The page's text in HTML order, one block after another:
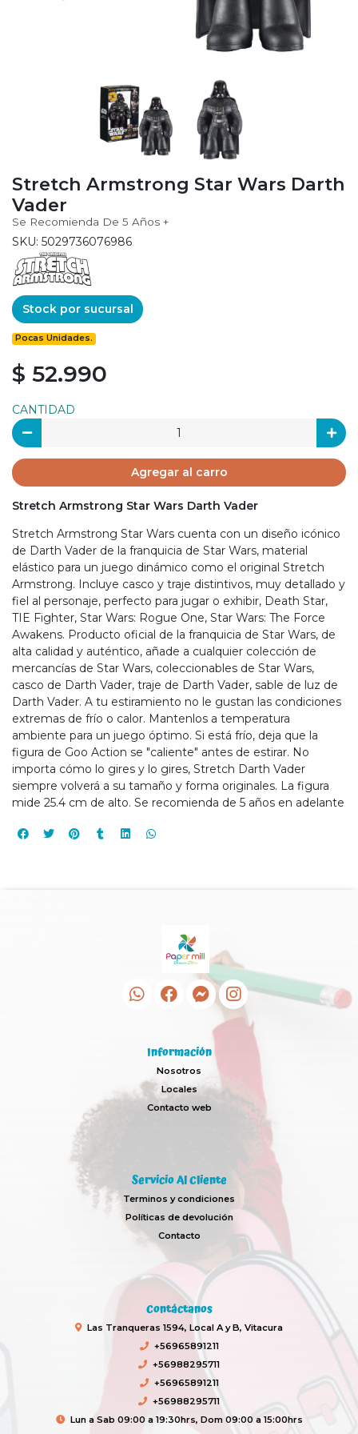
Stretch Armstrong Star Wars Darth
Vader
Se Recomienda De 5 Años +
SKU: 5029736076986
Stock por sucursal
Pocas Unidades.
$ 52.990
CANTIDAD
Agregar al carro
Stretch Armstrong Star Wars Darth Vader
Stretch Armstrong Star Wars cuenta con un diseño icónico
de Darth Vader de la franquicia de Star Wars, material
elástico para un juego dinámico como el original Stretch
Armstrong. Incluye casco y traje distintivos, muy detallado y
fiel al personaje, perfecto para jugar o exhibir, Death Star,
TIE Fighter, Star Wars: Rogue One, Star Wars: The Force
Awakens. Producto oficial de la franquicia de Star Wars, de
alta calidad y auténtico, añade a cualquier colección de
mercancías de Star Wars, coleccionables de Star Wars,
casco de Darth Vader, traje de Darth Vader, sable de luz de
Darth Vader. A tu estiramiento no le gustan las condiciones
extremas de frío o calor. Mantenlos a temperatura
ambiente para un juego óptimo. Si está frío, deja que la
figura de Goo Action se "caliente" antes de estirar. No
importa cómo lo gires y lo gires, Stretch Darth Vader
siempre volverá a su tamaño y forma originales. La figura
mide 25.4 cm de alto. Se recomienda de 5 años en adelante
Información
Nosotros
Locales
Contacto web
Servicio Al Cliente
Terminos y condiciones
Políticas de devolución
Contacto
Contáctanos
Las Tranqueras 1594, Local A y B, Vitacura
+56965891211
+56988295711
+56965891211
+56988295711
Lun a Sab 09:00 a 19:30hrs, Dom 09:00 a 15:00hrs